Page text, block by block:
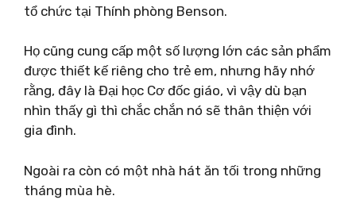
tổ chức tại Thính phòng Benson.
Họ cũng cung cấp một số lượng lớn các sản phẩm
được thiết kế riêng cho trẻ em, nhưng hãy nhớ
rằng, đây là Đại học Cơ đốc giáo, vì vậy dù bạn
nhìn thấy gì thì chắc chắn nó sẽ thân thiện với
gia đình.
Ngoài ra còn có một nhà hát ăn tối trong những
tháng mùa hè.